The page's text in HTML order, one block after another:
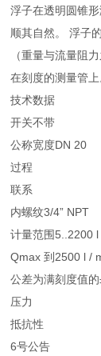
浮子在透明圆锥
顺其自然。 浮子
（重量与流量阻
在刻度的测量管上
技术数据
开关不带
公称宽度DN 20
过程
联系
内螺纹3/4” NPT
计量范围5..2200
Qmax 到2500 l /
公差为满刻度值的
压力
抵抗性
6号公告